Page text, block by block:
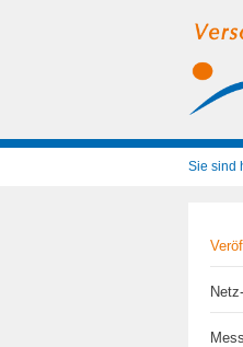
Sie sind